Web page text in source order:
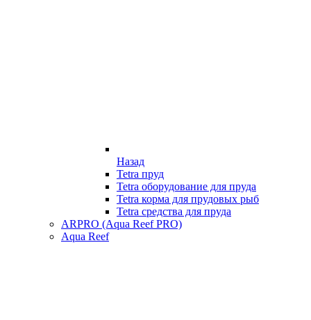
Назад
Tetra пруд
Tetra оборудование для пруда
Tetra корма для прудовых рыб
Tetra средства для пруда
ARPRO (Aqua Reef PRO)
Aqua Reef